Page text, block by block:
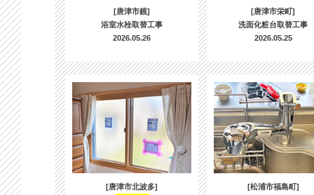
[唐津市鏡]
浴室水栓取替工事
2026.05.26
[唐津市栄町]
洗面化粧台取替工事
2026.05.25
[唐津市北波多]
[松浦市福島町]